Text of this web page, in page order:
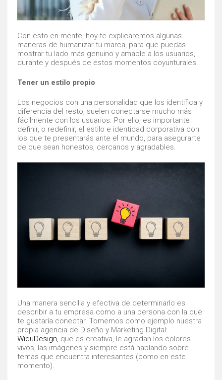
Con esto en mente, hoy te explicaremos algunas
maneras de humanizar tu marca, para que puedas
mostrar tu lado más genuino y amable a los usuarios,
durante y después de estos momentos coyunturales.
Tener un estilo propio
Los negocios con una personalidad que los identifica y
diferencia del resto, suelen conectarse mucho más
fácilmente con los usuarios. Por ello, es importante
definir, o redefinir, el estilo e identidad corporativa con
los que te presentarás ante el mundo, para asegurarte
de que sean honestos, cercanos y agradables.
Una manera sencilla y efectiva de determinarlo es
describir a tu empresa como a una persona con la que
te gustaría conectar. Tomemos como ejemplo nuestra
propia agencia de Diseño y Marketing Digital:
WiduDesign, que es creativa, le agradan los colores
vivos, las imágenes y siempre está hablando sobre
temas que encuentra interesantes (como en este
momento).